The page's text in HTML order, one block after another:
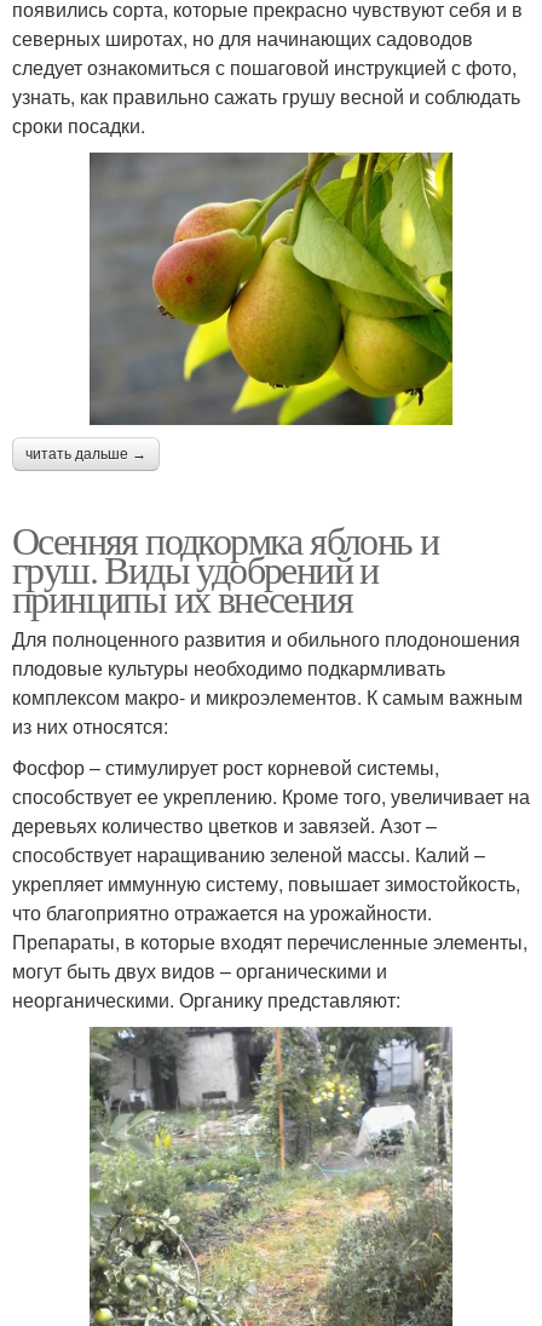
появились сорта, которые прекрасно чувствуют себя и в
северных широтах, но для начинающих садоводов
следует ознакомиться с пошаговой инструкцией с фото,
узнать, как правильно сажать грушу весной и соблюдать
сроки посадки.
читать дальше →
Осенняя подкормка яблонь и
груш. Виды удобрений и
принципы их внесения
Для полноценного развития и обильного плодоношения
плодовые культуры необходимо подкармливать
комплексом макро- и микроэлементов. К самым важным
из них относятся:
Фосфор – стимулирует рост корневой системы,
способствует ее укреплению. Кроме того, увеличивает на
деревьях количество цветков и завязей. Азот –
способствует наращиванию зеленой массы. Калий –
укрепляет иммунную систему, повышает зимостойкость,
что благоприятно отражается на урожайности.
Препараты, в которые входят перечисленные элементы,
могут быть двух видов – органическими и
неорганическими. Органику представляют: